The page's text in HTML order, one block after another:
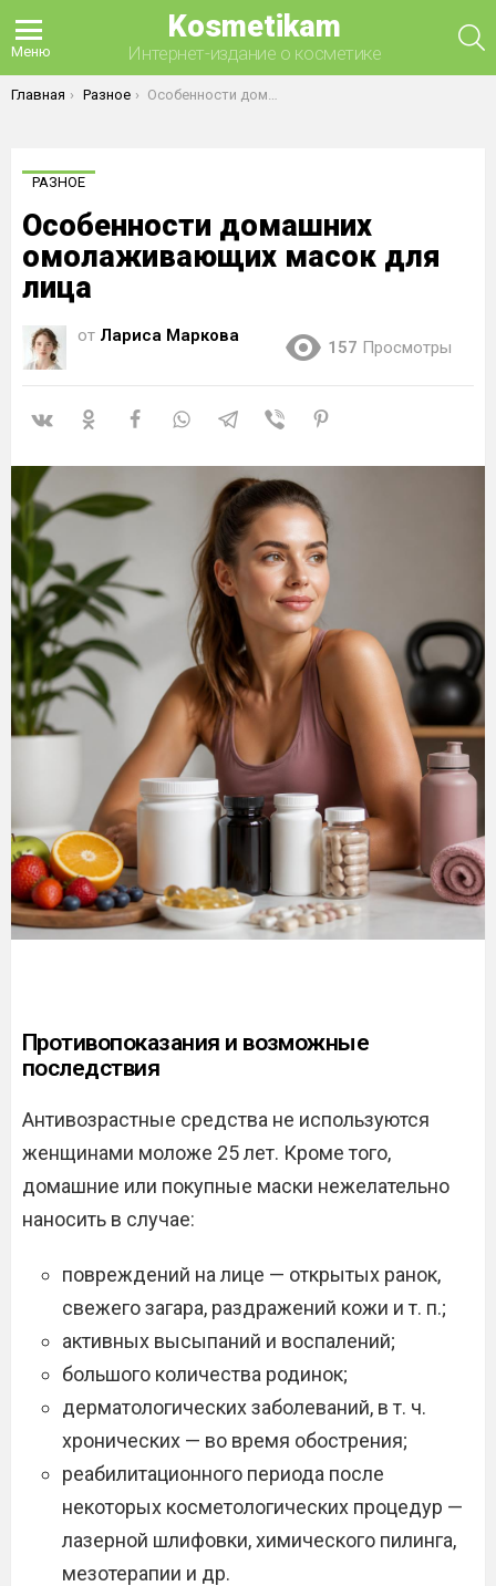
Меню
Kosmetikam
Интернет-издание о косметике
Вы здесь:
Главная Разное Особенности домашних омолаживающих масок для лица
РАЗНОЕ
Особенности домашних
омолаживающих масок для
лица
от Лариса Маркова
157 Просмотры
Противопоказания и возможные
последствия
Антивозрастные средства не используются
женщинами моложе 25 лет. Кроме того,
домашние или покупные маски нежелательно
наносить в случае:
повреждений на лице — открытых ранок,
свежего загара, раздражений кожи и т. п.;
активных высыпаний и воспалений;
большого количества родинок;
дерматологических заболеваний, в т. ч.
хронических — во время обострения;
реабилитационного периода после
некоторых косметологических процедур —
лазерной шлифовки, химического пилинга,
мезотерапии и др.